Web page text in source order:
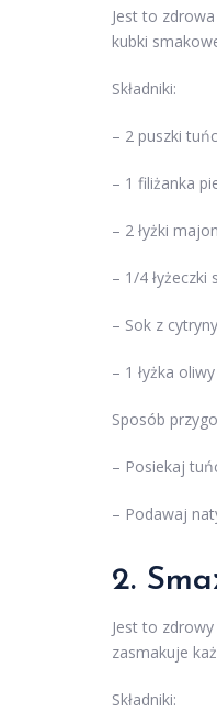
Jest to
kubki
Składniki:
– 2 puszki
– 1 filiżanka
– 2 łyżki
– 1/4 łyżeczki
– Sok z cytryny
– 1 łyżka
Sposób
– Posiekaj
– Podawaj
2.
Jest to
zasmakuje
Składniki: